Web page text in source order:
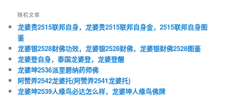
随机文章
龙婆贵2515联邦自身，龙婆贵2515联邦自身金，2515联邦自身图
鉴
龙婆银2528财佛功效，龙婆银2528财佛，龙婆银财佛2528图鉴
龙婆登自身，泰国龙婆登，龙婆登醒
龙婆坤2536派里碧纳药师佛
阿赞弄2542龙婆托(阿赞弄2541龙婆托)
龙婆坤2539人缘鸟必达怎么样，龙婆坤人缘鸟佛牌